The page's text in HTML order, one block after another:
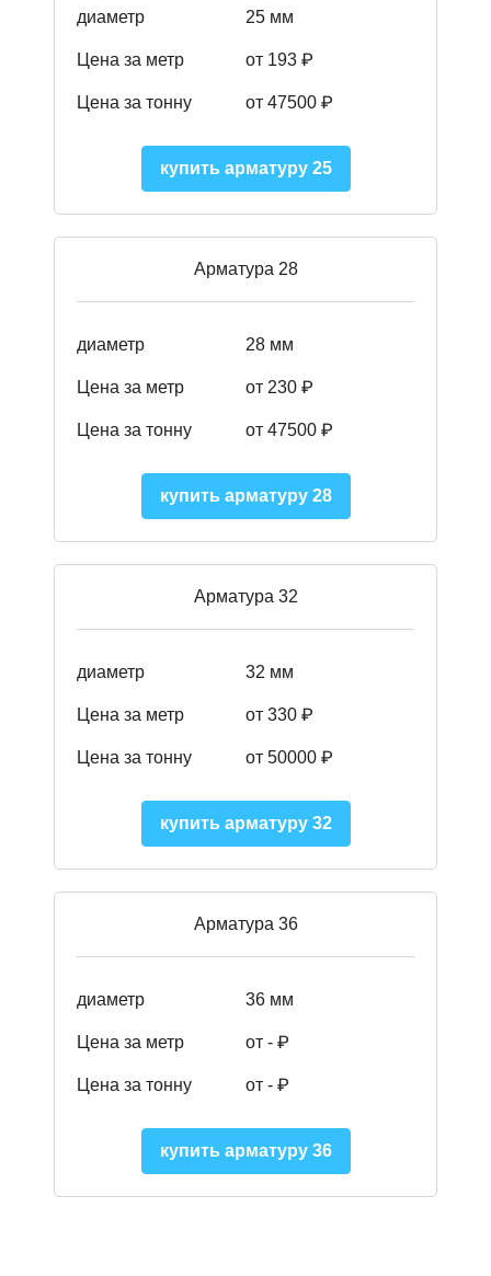
диаметр 25 мм
Цена за метр от 193 ₽
Цена за тонну от 47500 ₽
купить арматуру 25
Арматура 28
диаметр 28 мм
Цена за метр от 230 ₽
Цена за тонну от 47500 ₽
купить арматуру 28
Арматура 32
диаметр 32 мм
Цена за метр от 330 ₽
Цена за тонну от 50000 ₽
купить арматуру 32
Арматура 36
диаметр 36 мм
Цена за метр от - ₽
Цена за тонну от - ₽
купить арматуру 36